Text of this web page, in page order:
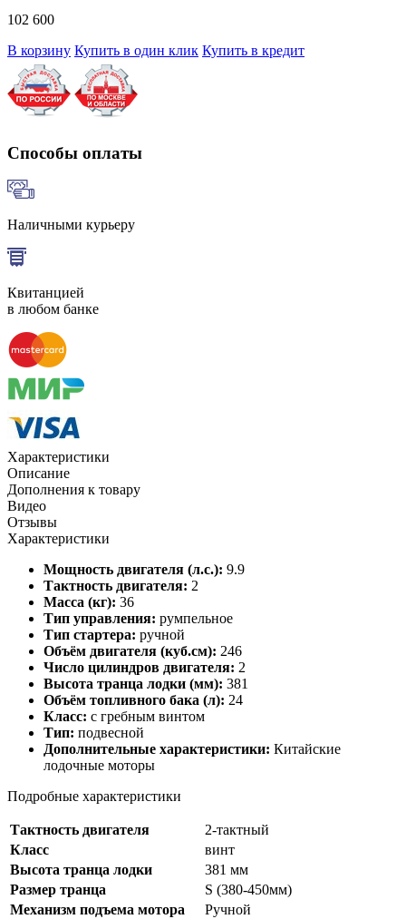
102 600
В корзину Купить в один клик Купить в кредит
Способы оплаты
Наличными курьеру
Квитанцией
в любом банке
Характеристики
Описание
Дополнения к товару
Видео
Отзывы
Характеристики
Мощность двигателя (л.с.): 9.9
Тактность двигателя: 2
Масса (кг): 36
Тип управления: румпельное
Тип стартера: ручной
Объём двигателя (куб.см): 246
Число цилиндров двигателя: 2
Высота транца лодки (мм): 381
Объём топливного бака (л): 24
Класс: с гребным винтом
Тип: подвесной
Дополнительные характеристики: Китайские
лодочные моторы
Подробные характеристики
Тактность двигателя
2-тактный
Класс
винт
Высота транца лодки
381 мм
Размер транца
S (380-450мм)
Механизм подъема мотора
Ручной